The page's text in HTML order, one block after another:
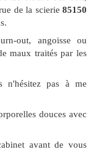
de la scierie 85150
out, angoisse ou
maux traités par les
n'hésitez pas à me
douces avec
avant de vous